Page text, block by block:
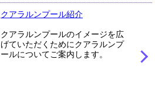
クアラルンプール紹介
クアラルンプールのイメージを広
げていただくためにクアラルンプ
ールについてご案内します。